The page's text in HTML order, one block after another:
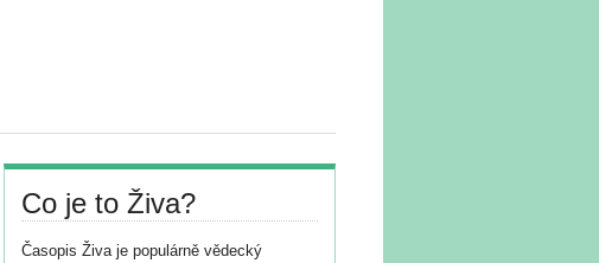
Co je to Živa?
Časopis Živa je populárně vědecký